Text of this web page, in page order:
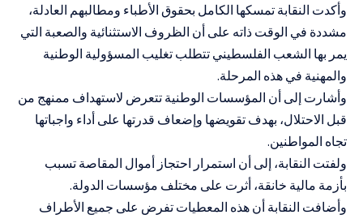
وأكدت النقابة تمسكها الكامل بحقوق الأطباء ومطالبهم العادلة،
مشددة في الوقت ذاته على أن الظروف الاستثنائية والصعبة التي
يمر بها الشعب الفلسطيني تتطلب تغليب المسؤولية الوطنية
والمهنية في هذه المرحلة.
وأشارت إلى أن المؤسسات الوطنية تتعرض لاستهداف ممنهج من
قبل الاحتلال، بهدف تقويضها وإضعاف قدرتها على أداء واجباتها
تجاه المواطنين.
ولفتت النقابة، إلى أن استمرار احتجاز أموال المقاصة تسبب
بأزمة مالية خانقة، أثرت على مختلف مؤسسات الدولة.
وأضافت النقابة أن هذه المعطيات تفرض على جميع الأطراف